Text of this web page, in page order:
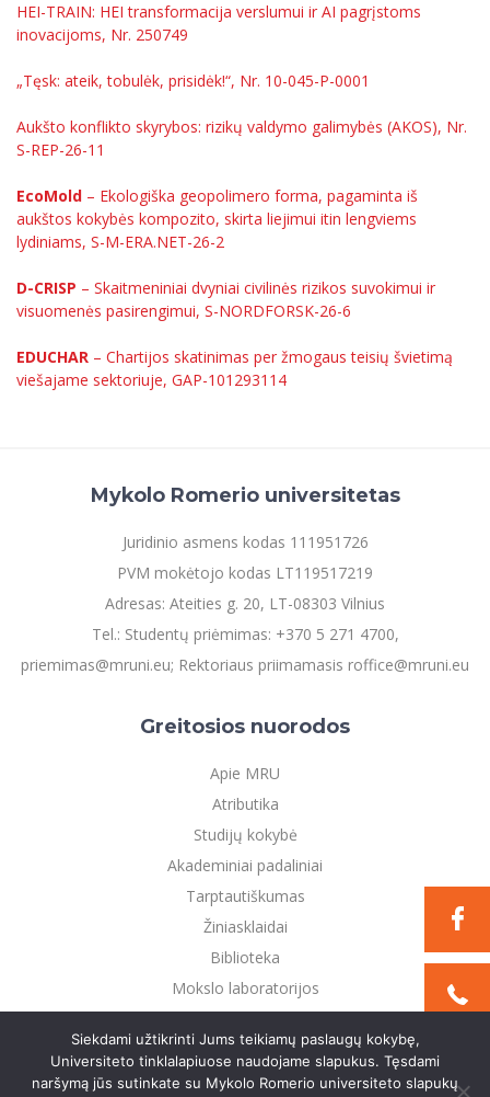
HEI-TRAIN: HEI transformacija verslumui ir AI pagrįstoms
inovacijoms, Nr. 250749
„Tęsk: ateik, tobulėk, prisidėk!“, Nr. 10-045-P-0001
Aukšto konflikto skyrybos: rizikų valdymo galimybės (AKOS), Nr.
S-REP-26-11
EcoMold – Ekologiška geopolimero forma, pagaminta iš
aukštos kokybės kompozito, skirta liejimui itin lengviems
lydiniams, S-M-ERA.NET-26-2
D-CRISP – Skaitmeniniai dvyniai civilinės rizikos suvokimui ir
visuomenės pasirengimui, S-NORDFORSK-26-6
EDUCHAR – Chartijos skatinimas per žmogaus teisių švietimą
viešajame sektoriuje, GAP-101293114
Mykolo Romerio universitetas
Juridinio asmens kodas 111951726
PVM mokėtojo kodas LT119517219
Adresas: Ateities g. 20, LT-08303 Vilnius
Tel.: Studentų priėmimas: +370 5 271 4700,
priemimas@mruni.eu; Rektoriaus priimamasis roffice@mruni.eu
Greitosios nuorodos
Apie MRU
Atributika
Studijų kokybė
Akademiniai padaliniai
Tarptautiškumas
Žiniasklaidai
Biblioteka
Mokslo laboratorijos
Privatumo politika
Siekdami užtikrinti Jums teikiamų paslaugų kokybę,
Universiteto tinklalapiuose naudojame slapukus. Tęsdami
naršymą jūs sutinkate su Mykolo Romerio universiteto slapukų